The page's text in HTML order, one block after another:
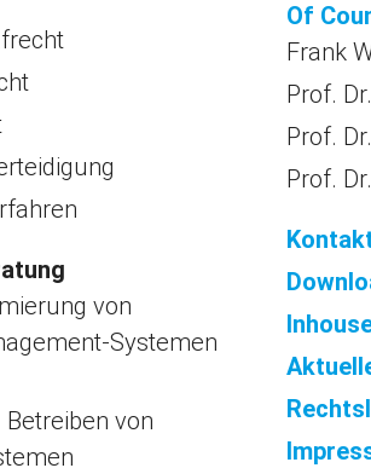
von
Systemen
von
Of
Frank
Prof.
Prof.
Prof.